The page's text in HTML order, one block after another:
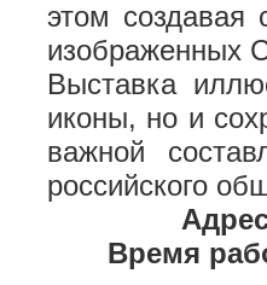
этом создавая
изображенных
Выставка
иконы, но и
важной
российского
Время